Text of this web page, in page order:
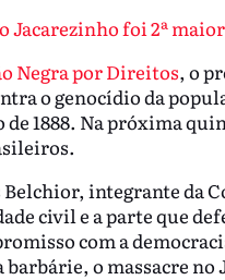
Jacarezinho foi 2ª
Negra por Direitos, o
o genocídio da
de 1888. Na próxima
Belchior, integrante da
civil e a parte que
com a
o massacre no